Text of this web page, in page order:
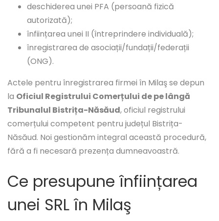
deschiderea unei PFA (persoană fizică
autorizată);
înființarea unei II (întreprindere individuală);
înregistrarea de asociații/fundații/federații
(ONG).
Actele pentru înregistrarea firmei în Milaş se depun
la Oficiul Registrului Comerțului de pe lângă
Tribunalul Bistrița-Năsăud, oficiul registrului
comerțului competent pentru județul Bistrița-
Năsăud. Noi gestionăm integral această procedură,
fără a fi necesară prezența dumneavoastră.
Ce presupune înființarea
unei SRL în Milaş